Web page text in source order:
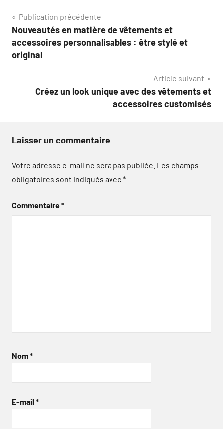
Navigation
de
l’article
Publication précédente
Nouveautés en matière de vêtements et
accessoires personnalisables : être stylé et
original
Article suivant
Créez un look unique avec des vêtements et
accessoires customisés
Laisser un commentaire
Votre adresse e-mail ne sera pas publiée. Les champs
obligatoires sont indiqués avec*
Commentaire*
Nom*
E-mail *